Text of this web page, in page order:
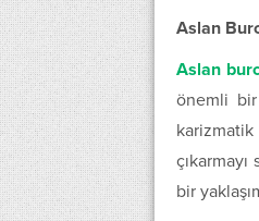
Aslan
Aslan
önemli
bir